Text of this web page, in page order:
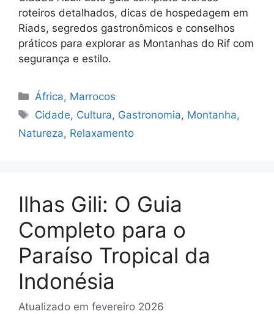
roteiros detalhados, dicas de hospedagem em
Riads, segredos gastronômicos e conselhos
práticos para explorar as Montanhas do Rif com
segurança e estilo.
Categorias
África, Marrocos
Tags
Cidade, Cultura, Gastronomia, Montanha,
Natureza, Relaxamento
Ilhas Gili: O Guia
Completo para o
Paraíso Tropical da
Indonésia
Atualizado em fevereiro 2026